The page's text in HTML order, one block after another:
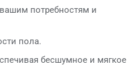
потребностям и
пола.
бесшумное и мягкое